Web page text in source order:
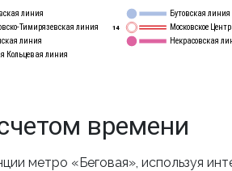
линия
Тимирязевская линия
линия
Бутовская линия
Московское
Кольцевая линия
Некрасовская
14
времени
метро «Беговая», используя